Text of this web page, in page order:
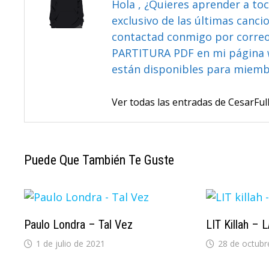
Hola , ¿Quieres aprender a
exclusivo de las últimas
contactad conmigo por
PARTITURA PDF en mi
están disponibles para
Ver todas las entradas de
Puede Que También Te Guste
Paulo Londra – Tal Vez
1 de julio de 2021
LIT Killah –
28 de